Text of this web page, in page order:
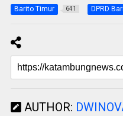
Barito Timur 641 DPRD
AUTHOR: